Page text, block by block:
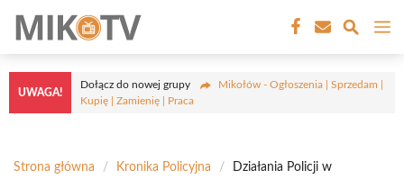
treści
UWAGA!
Dołącz do nowej grupy
Mikołów - Ogłoszenia | Sprzedam |
Kupię | Zamienię | Praca
Strona główna / Kronika Policyjna /
Działania Policji w